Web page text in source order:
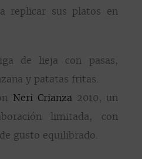
replicar sus platos en
de lieja con pasas,
y patatas fritas.
Neri Crianza2010, un
limitada, con
gusto equilibrado.